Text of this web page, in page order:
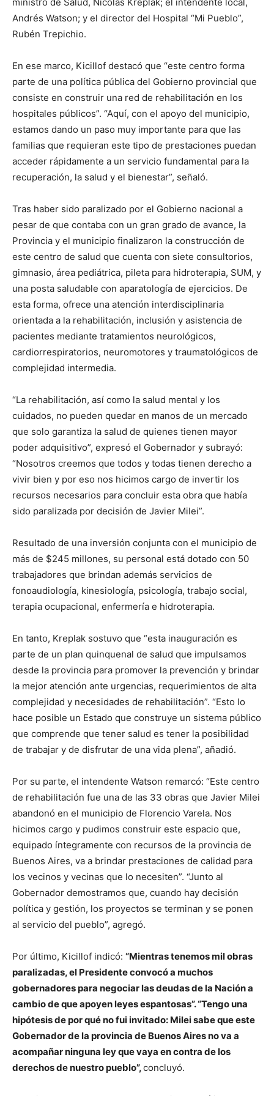
ministro de Salud, Nicolás Kreplak; el intendente local,
Andrés Watson; y el director del Hospital “Mi Pueblo”,
Rubén Trepichio.
En ese marco, Kicillof destacó que “este centro forma
parte de una política pública del Gobierno provincial que
consiste en construir una red de rehabilitación en los
hospitales públicos”. “Aquí, con el apoyo del municipio,
estamos dando un paso muy importante para que las
familias que requieran este tipo de prestaciones puedan
acceder rápidamente a un servicio fundamental para la
recuperación, la salud y el bienestar”, señaló.
Tras haber sido paralizado por el Gobierno nacional a
pesar de que contaba con un gran grado de avance, la
Provincia y el municipio finalizaron la construcción de
este centro de salud que cuenta con siete consultorios,
gimnasio, área pediátrica, pileta para hidroterapia, SUM, y
una posta saludable con aparatología de ejercicios. De
esta forma, ofrece una atención interdisciplinaria
orientada a la rehabilitación, inclusión y asistencia de
pacientes mediante tratamientos neurológicos,
cardiorrespiratorios, neuromotores y traumatológicos de
complejidad intermedia.
“La rehabilitación, así como la salud mental y los
cuidados, no pueden quedar en manos de un mercado
que solo garantiza la salud de quienes tienen mayor
poder adquisitivo”, expresó el Gobernador y subrayó:
“Nosotros creemos que todos y todas tienen derecho a
vivir bien y por eso nos hicimos cargo de invertir los
recursos necesarios para concluir esta obra que había
sido paralizada por decisión de Javier Milei”.
Resultado de una inversión conjunta con el municipio de
más de $245 millones, su personal está dotado con 50
trabajadores que brindan además servicios de
fonoaudiología, kinesiología, psicología, trabajo social,
terapia ocupacional, enfermería e hidroterapia.
En tanto, Kreplak sostuvo que “esta inauguración es
parte de un plan quinquenal de salud que impulsamos
desde la provincia para promover la prevención y brindar
la mejor atención ante urgencias, requerimientos de alta
complejidad y necesidades de rehabilitación”. “Esto lo
hace posible un Estado que construye un sistema público
que comprende que tener salud es tener la posibilidad
de trabajar y de disfrutar de una vida plena”, añadió.
Por su parte, el intendente Watson remarcó: “Este centro
de rehabilitación fue una de las 33 obras que Javier Milei
abandonó en el municipio de Florencio Varela. Nos
hicimos cargo y pudimos construir este espacio que,
equipado íntegramente con recursos de la provincia de
Buenos Aires, va a brindar prestaciones de calidad para
los vecinos y vecinas que lo necesiten”. “Junto al
Gobernador demostramos que, cuando hay decisión
política y gestión, los proyectos se terminan y se ponen
al servicio del pueblo”, agregó.
Por último, Kicillof indicó: “Mientras tenemos mil obras
paralizadas, el Presidente convocó a muchos
gobernadores para negociar las deudas de la Nación a
cambio de que apoyen leyes espantosas”. “Tengo una
hipótesis de por qué no fui invitado: Milei sabe que este
Gobernador de la provincia de Buenos Aires no va a
acompañar ninguna ley que vaya en contra de los
derechos de nuestro pueblo”,concluyó.